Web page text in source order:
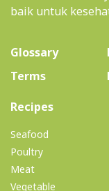
baik untuk
Glossary
Terms
Recipes(current)
Seafood
Poultry
Meat
Vegetable